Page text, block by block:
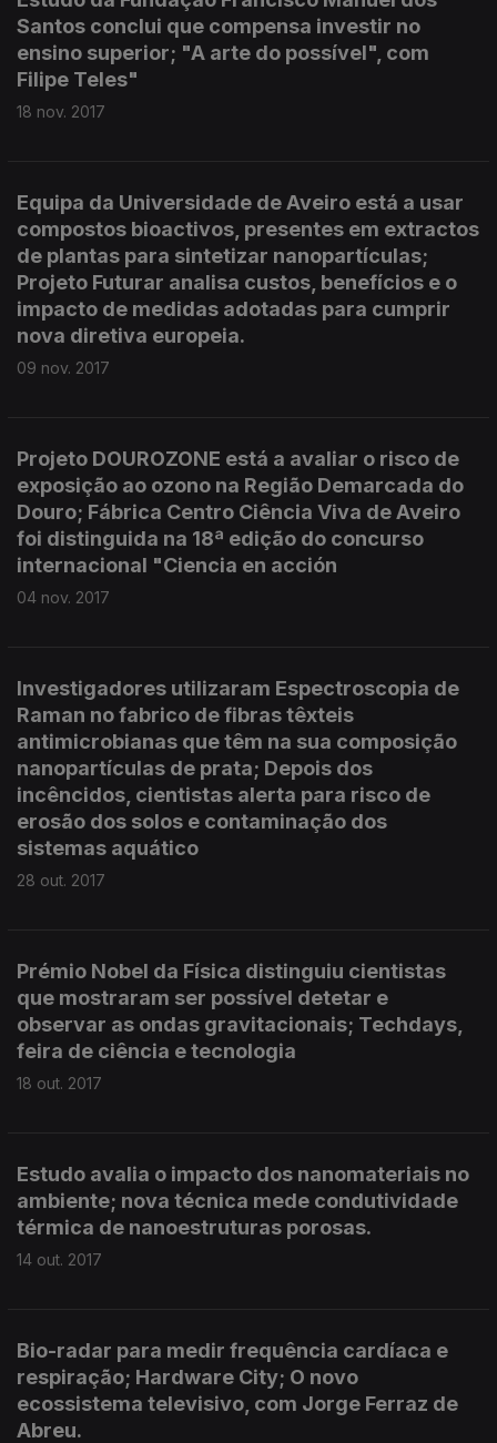
Santos conclui que compensa investir no
ensino superior; "A arte do possível", com
Filipe Teles"
18 nov. 2017
Equipa da Universidade de Aveiro está a usar
compostos bioactivos, presentes em extractos
de plantas para sintetizar nanopartículas;
Projeto Futurar analisa custos, benefícios e o
impacto de medidas adotadas para cumprir
nova diretiva europeia.
09 nov. 2017
Projeto DOUROZONE está a avaliar o risco de
exposição ao ozono na Região Demarcada do
Douro; Fábrica Centro Ciência Viva de Aveiro
foi distinguida na 18ª edição do concurso
internacional "Ciencia en acción
04 nov. 2017
Investigadores utilizaram Espectroscopia de
Raman no fabrico de fibras têxteis
antimicrobianas que têm na sua composição
nanopartículas de prata; Depois dos
incêncidos, cientistas alerta para risco de
erosão dos solos e contaminação dos
sistemas aquático
28 out. 2017
Prémio Nobel da Física distinguiu cientistas
que mostraram ser possível detetar e
observar as ondas gravitacionais; Techdays,
feira de ciência e tecnologia
18 out. 2017
Estudo avalia o impacto dos nanomateriais no
ambiente; nova técnica mede condutividade
térmica de nanoestruturas porosas.
14 out. 2017
Bio-radar para medir frequência cardíaca e
respiração; Hardware City; O novo
ecossistema televisivo, com Jorge Ferraz de
Abreu.